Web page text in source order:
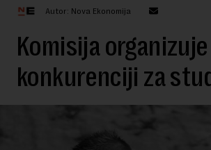
Autor: Nova Ekonomija
Komisija
konkurenciji za